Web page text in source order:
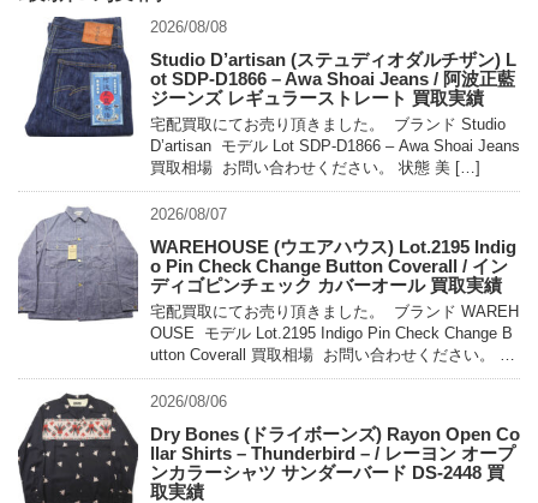
2026/08/08
Studio D’artisan (ステュディオダルチザン) L
ot SDP-D1866 – Awa Shoai Jeans / 阿波正藍
ジーンズ レギュラーストレート 買取実績
宅配買取にてお売り頂きました。 ブランド Studio
D’artisan モデル Lot SDP-D1866 – Awa Shoai Jeans
買取相場 お問い合わせください。 状態 美 […]
2026/08/07
WAREHOUSE (ウエアハウス) Lot.2195 Indig
o Pin Check Change Button Coverall / イン
ディゴピンチェック カバーオール 買取実績
宅配買取にてお売り頂きました。 ブランド WAREH
OUSE モデル Lot.2195 Indigo Pin Check Change B
utton Coverall 買取相場 お問い合わせください。 状
態 未使用 […]
2026/08/06
Dry Bones (ドライボーンズ) Rayon Open Co
llar Shirts – Thunderbird – / レーヨン オープ
ンカラーシャツ サンダーバード DS-2448 買
取実績